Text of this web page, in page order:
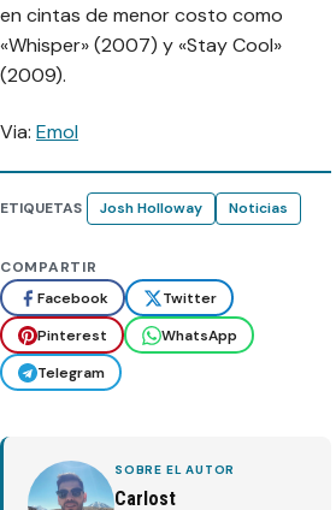
en cintas de menor costo como
«Whisper» (2007) y «Stay Cool»
(2009).
Via: Emol
ETIQUETAS Josh Holloway Noticias
COMPARTIR
Facebook
Twitter
Pinterest
WhatsApp
Telegram
SOBRE EL AUTOR
Carlost